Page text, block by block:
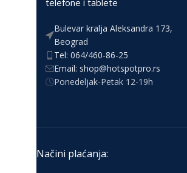
telefone i tablete
Bulevar kralja Aleksandra 173,
Beograd
Tel: 064/460-86-25
Email: shop@hotspotpro.rs
Ponedeljak-Petak 12-19h
Načini plaćanja: